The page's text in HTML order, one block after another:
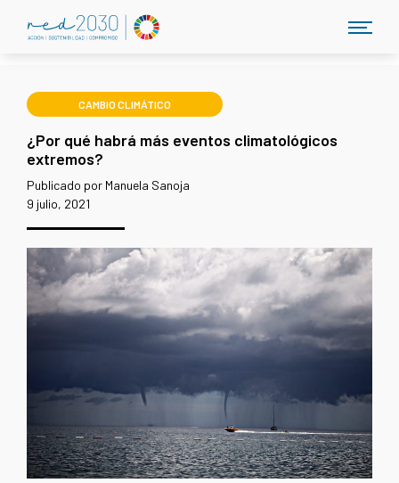
CAMBIO CLIMÁTICO
¿Por qué habrá más eventos climatológicos
extremos?
Publicado por Manuela Sanoja
9 julio, 2021